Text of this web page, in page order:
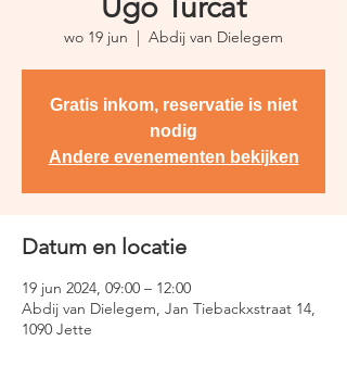
wo 19 jun
  |
Abdij van Dielegem
Gratis inkom, reservatie is niet
nodig
Andere evenementen bekijken
Datum en locatie
19 jun 2024, 09:00 – 12:00
Abdij van Dielegem, Jan Tiebackxstraat 14,
1090 Jette